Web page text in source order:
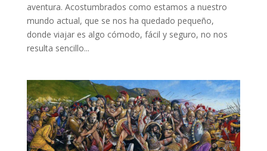
aventura. Acostumbrados como estamos a nuestro
mundo actual, que se nos ha quedado pequeño,
donde viajar es algo cómodo, fácil y seguro, no nos
resulta sencillo...